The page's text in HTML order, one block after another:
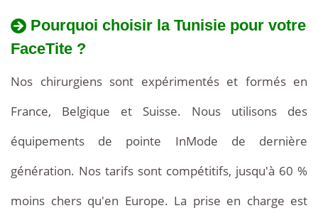
la
Pourquoi choisir la Tunisie pour votre
FaceTite ?
Nos chirurgiens sont expérimentés et formés en
France, Belgique et Suisse. Nous utilisons des
équipements de pointe InMode de dernière
génération. Nos tarifs sont compétitifs, jusqu'à 60 %
moins chers qu'en Europe. La prise en charge est